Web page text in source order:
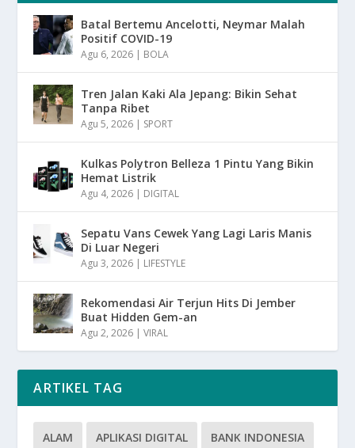
Batal Bertemu Ancelotti, Neymar Malah
Positif COVID-19
Agu 6, 2026 | BOLA
Tren Jalan Kaki Ala Jepang: Bikin Sehat
Tanpa Ribet
Agu 5, 2026 | SPORT
Kulkas Polytron Belleza 1 Pintu Yang Bikin
Hemat Listrik
Agu 4, 2026 | DIGITAL
Sepatu Vans Cewek Yang Lagi Laris Manis
Di Luar Negeri
Agu 3, 2026 | LIFESTYLE
Rekomendasi Air Terjun Hits Di Jember
Buat Hidden Gem-an
Agu 2, 2026 |VIRAL
ARTIKEL TAG
ALAM APLIKASI DIGITAL BANK INDONESIA